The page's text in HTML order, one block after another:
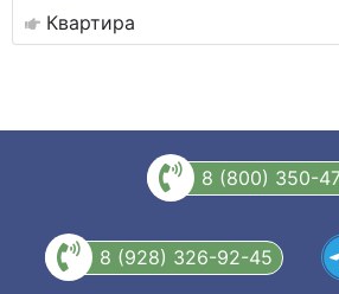
Квартира
8 (800) 350-
8 (928) 326-92-45